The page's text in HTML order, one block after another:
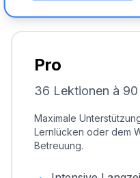
Pro
36 Lektionen à
Maximale
Lernlücken oder dem
Betreuung.